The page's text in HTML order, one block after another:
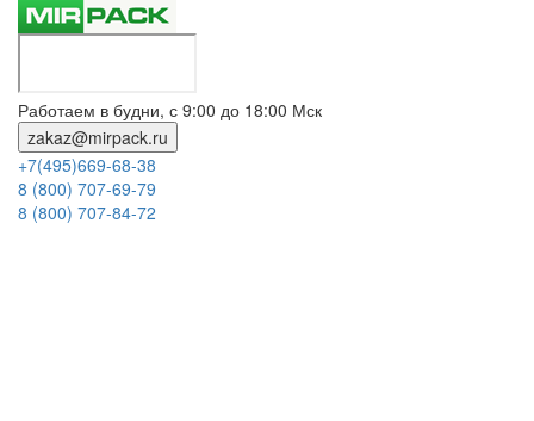
Работаем в будни, с 9:00 до 18:00 Мск
zakaz@mirpack.ru
+7(495)669-68-38
8 (800) 707-69-79
8 (800) 707-84-72